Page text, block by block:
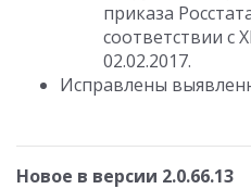
приказа
соответствии с
02.02.2017.
Исправлены
Новое в версии 2.0.66.13